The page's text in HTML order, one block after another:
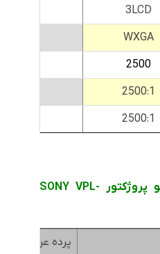
3LCD
WXGA
2500
2500:1
2500:1
فاصله لازم جهت ویدئو پروژکتور SONY VPL-
پرده عرض 1.8متر